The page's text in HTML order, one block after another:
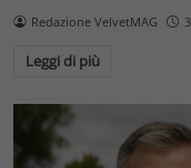
Redazione VelvetMAG
Leggi di più